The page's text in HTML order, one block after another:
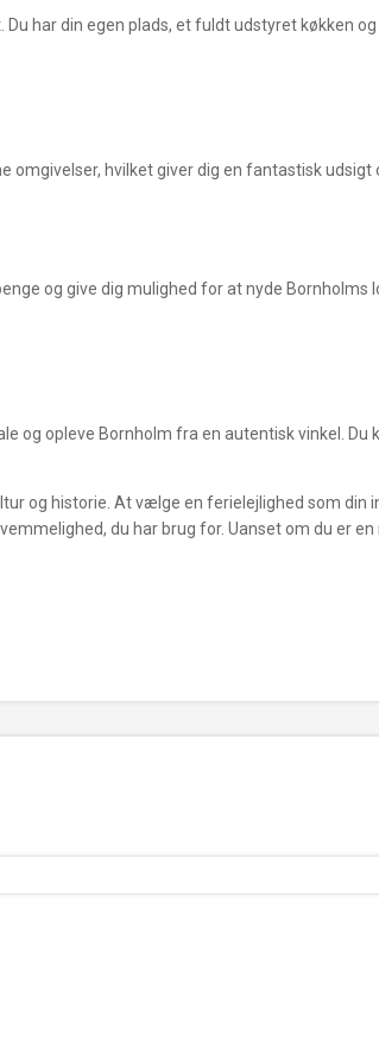
har din egen plads, et fuldt udstyret køkken
hvilket giver dig en fantastisk
og give dig mulighed for at nyde
og opleve Bornholm fra en autentisk vinkel. Du
og historie. At vælge en ferielejlighed som din
du har brug for. Uanset om du er